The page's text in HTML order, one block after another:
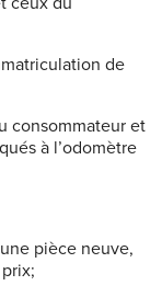
de
consommateur et
à l’odomètre
pièce neuve,